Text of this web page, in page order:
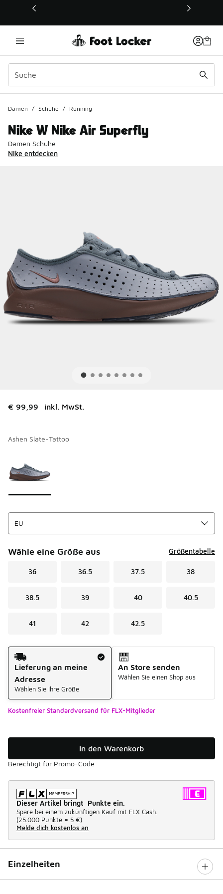
Dieser Link öffnet sich in einem neuen Fenster
Damen / Schuhe / Running
Nike W Nike Air Superfly
Damen Schuhe
Nike entdecken
€ 99,99 inkl. MwSt.
Ashen Slate-Tattoo
Wähle eine Größe aus Größentabelle
36 36.5 37.5 38
38.5 39 40 40.5
41 42 42.5
Versandart
Lieferung an meine
Adresse
Wählen Sie Ihre Größe
An Store senden
Wählen Sie einen Shop aus
Kostenfreier Standardversand für FLX-Mitglieder
In den Warenkorb
Berechtigt für Promo-Code
Dieser Artikel bringt Punkte ein.
Spare bei einem zukünftigen Kauf mit FLX Cash.
(25.000 Punkte = 5 €)
Melde dich kostenlos an
Einzelheiten